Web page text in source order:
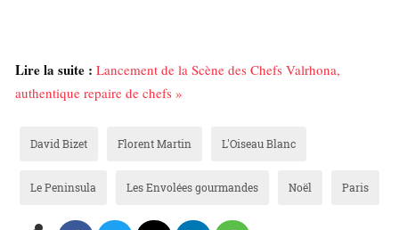
Lire la suite : Lancement de la Scène des Chefs Valrhona,
authentique repaire de chefs »
David Bizet Florent Martin L'Oiseau Blanc
Le Peninsula Les Envolées gourmandes Noël Paris